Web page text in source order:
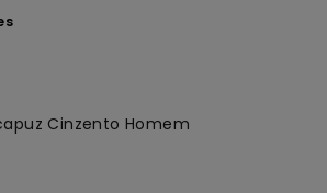
Cinzento Homem